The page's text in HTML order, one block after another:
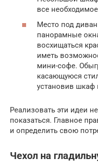
все
Место под
панорамные
восхищаться
иметь
мини-софе.
касающуюся
установив шкаф
Реализовать эти идеи
показаться. Главное
и определить свою
Чехол на